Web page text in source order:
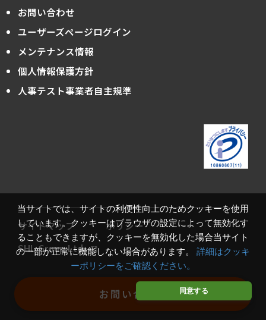
当サイトでは、サイトの利便性向上のためクッキーを使用
しています。クッキーはブラウザの設定によって無効化す
ることもできますが、クッキーを無効化した場合当サイト
の一部が正常に機能しない場合があります。
詳細はクッキ
ーポリシーをご確認ください。
同意する
お問い合わせ
ユーザーズページログイン
メンテナンス情報
個人情報保護方針
人事テスト事業者自主規準
サイトマップ
ポリシー
SHL Group Ltd.
Copyright© SHL-JAPAN Ltd. All rights reserved.
お問い合わせ